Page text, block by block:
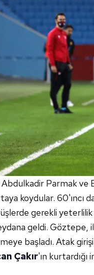
Parmak
koydular. 60'ıncı
gerekli yeterlilik
geldi. Göztepe,
başladı. Atak
Çakır'ın